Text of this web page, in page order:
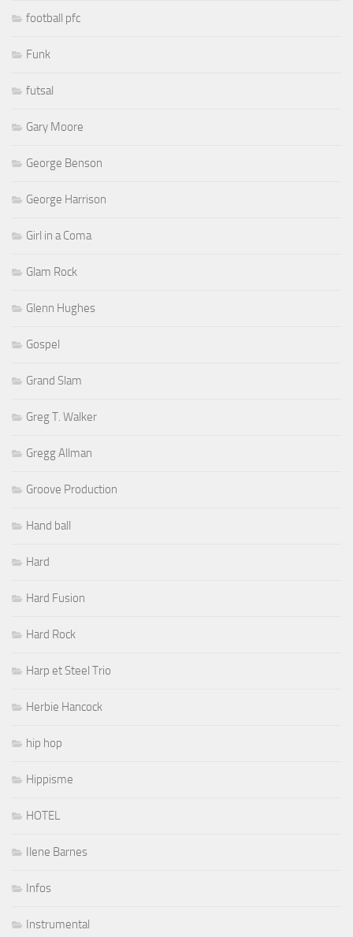
football pfc
Funk
futsal
Gary Moore
George Benson
George Harrison
Girl in a Coma
Glam Rock
Glenn Hughes
Gospel
Grand Slam
Greg T. Walker
Gregg Allman
Groove Production
Hand ball
Hard
Hard Fusion
Hard Rock
Harp et Steel Trio
Herbie Hancock
hip hop
Hippisme
HOTEL
Ilene Barnes
Infos
Instrumental